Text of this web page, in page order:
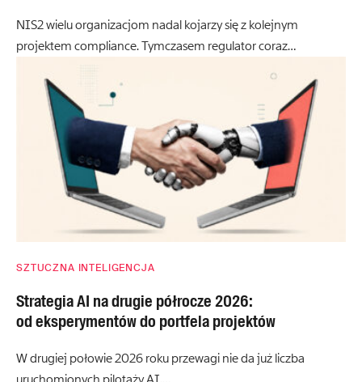
NIS2 wielu organizacjom nadal kojarzy się z kolejnym
projektem compliance. Tymczasem regulator coraz…
SZTUCZNA INTELIGENCJA
Strategia AI na drugie półrocze 2026:
od eksperymentów do portfela projektów
W drugiej połowie 2026 roku przewagi nie da już liczba